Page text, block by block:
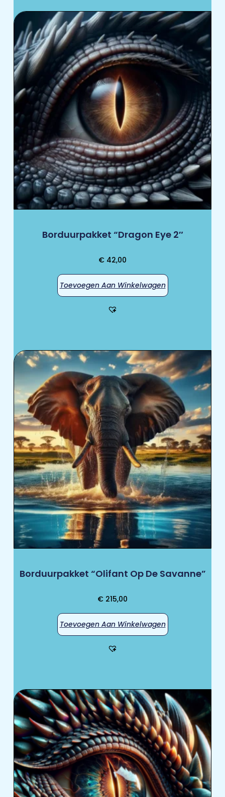
Borduurpakket “Dragon Eye 2″
€ 42,00
Toevoegen Aan Winkelwagen
Borduurpakket “Olifant Op De Savanne”
€ 215,00
Toevoegen Aan Winkelwagen